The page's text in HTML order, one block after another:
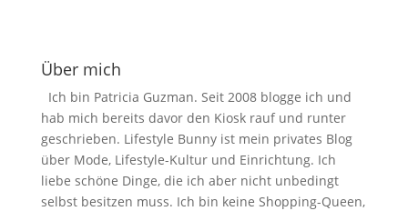
Über mich
Ich bin Patricia Guzman. Seit 2008 blogge ich und
hab mich bereits davor den Kiosk rauf und runter
geschrieben. Lifestyle Bunny ist mein privates Blog
über Mode, Lifestyle-Kultur und Einrichtung. Ich
liebe schöne Dinge, die ich aber nicht unbedingt
selbst besitzen muss. Ich bin keine Shopping-Queen,